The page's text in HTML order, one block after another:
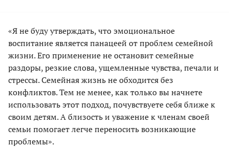
«Я не буду утверждать, что эмоциональное
воспитание является панацеей от проблем семейной
жизни. Его применение не остановит семейные
раздоры, резкие слова, ущемленные чувства, печали и
стрессы. Семейная жизнь не обходится без
конфликтов. Тем не менее, как только вы начнете
использовать этот подход, почувствуете себя ближе к
своим детям. А близость и уважение к членам своей
семьи помогает легче переносить возникающие
проблемы».